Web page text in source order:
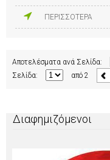
ΠΕΡΙΣΣΟΤΕΡΑ
Αποτελέσματα ανά Σελίδα:
Σελίδα:
από 2
Διαφημιζόμενοι